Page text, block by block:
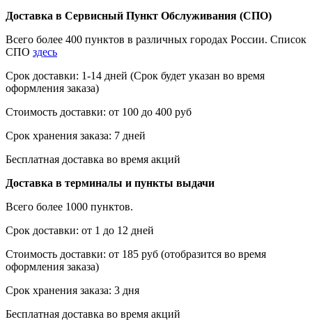
Доставка в Сервисный Пункт Обслуживания (СПО)
Всего более 400 пунктов в различных городах России. Список
СПО здесь
Срок доставки: 1-14 дней (Срок будет указан во время
оформления заказа)
Стоимость доставки: от 100 до 400 руб
Срок хранения заказа: 7 дней
Бесплатная доставка во время акций
Доставка в терминалы и пункты выдачи
Всего более 1000 пунктов.
Срок доставки: от 1 до 12 дней
Стоимость доставки: от 185 руб (отобразится во время
оформления заказа)
Срок хранения заказа: 3 дня
Бесплатная доставка во время акций